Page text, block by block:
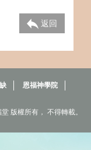
返回
恩福神學院
版權所有， 不得轉載。